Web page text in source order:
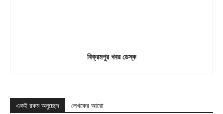
বিক্রমপুর খবর ডেস্ক
একই রকম অনুচ্ছেদ লেখকের আরো